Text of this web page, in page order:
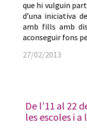
que hi vulguin
d’una iniciativa
amb fills amb
aconseguir fons
27/02/2013
De l’11 al 22
les escoles i